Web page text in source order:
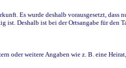
Es wurde deshalb vorausgesetzt,
Deshalb ist bei der Ortsangabe für den
oder weitere Angaben wie z. B. eine